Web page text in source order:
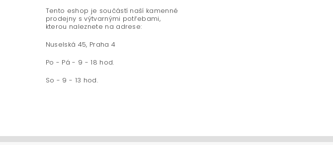
Tento eshop je součástí naší kamenné
prodejny s výtvarnými potřebami,
kterou naleznete na adrese:
Nuselská 45, Praha 4
Po - Pá - 9 - 18 hod.
So - 9 - 13 hod.